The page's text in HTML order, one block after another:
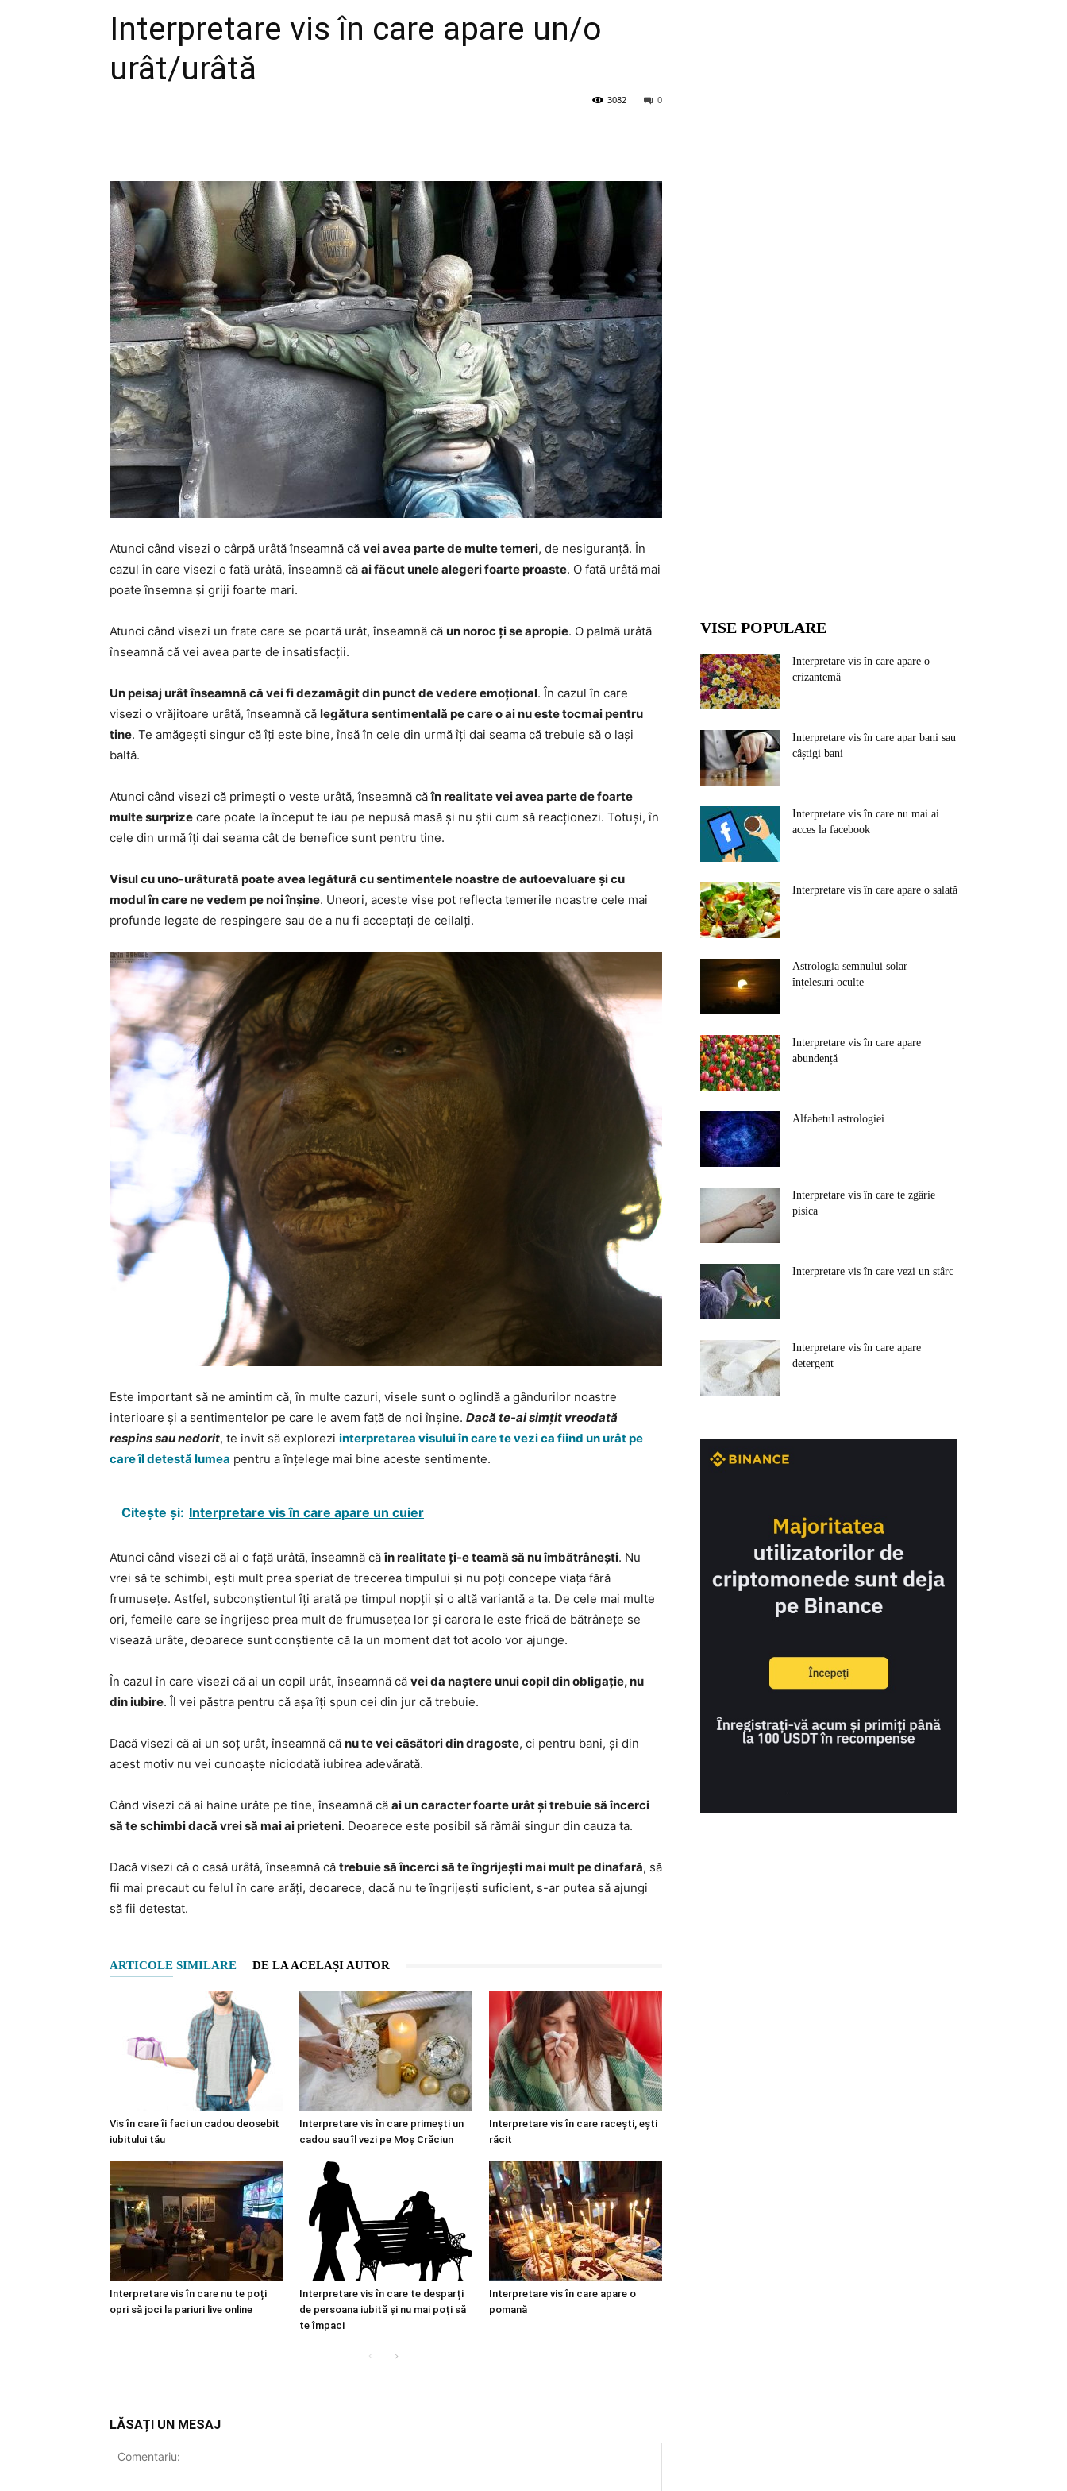
Interpretare vis în care apare un/o
urât/urâtă
0
3082
Atunci când visezi o cârpă urâtă înseamnă că vei avea parte de multe temeri, de nesiguranță. În
cazul în care visezi o fată urâtă, înseamnă că ai făcut unele alegeri foarte proaste. O fată urâtă mai
poate însemna și griji foarte mari.
Atunci când visezi un frate care se poartă urât, înseamnă că un noroc ți se apropie. O palmă urâtă
înseamnă că vei avea parte de insatisfacții.
Un peisaj urât înseamnă că vei fi dezamăgit din punct de vedere emoțional. În cazul în care
visezi o vrăjitoare urâtă, înseamnă că legătura sentimentală pe care o ai nu este tocmai pentru
tine. Te amăgești singur că îți este bine, însă în cele din urmă îți dai seama că trebuie să o lași
baltă.
Atunci când visezi că primești o veste urâtă, înseamnă căîn realitate vei avea parte de foarte
multe surprize care poate la început te iau pe nepusă masă și nu știi cum să reacționezi. Totuși, în
cele din urmă îți dai seama cât de benefice sunt pentru tine.
Visul cu uno-urâturată poate avea legătură cu sentimentele noastre de autoevaluare și cu
modul în care ne vedem pe noi înșine. Uneori, aceste vise pot reflecta temerile noastre cele mai
profunde legate de respingere sau de a nu fi acceptați de ceilalți.
Este important să ne amintim că, în multe cazuri, visele sunt o oglindă a gândurilor noastre
interioare și a sentimentelor pe care le avem față de noi înșine. Dacă te-ai simțit vreodată
respins sau nedorit, te invit să explorezi interpretarea visului în care te vezi ca fiind un urât pe
care îl detestă lumea pentru a înțelege mai bine aceste sentimente.
Citește și: Interpretare vis în care apare un cuier
Atunci când visezi că ai o față urâtă, înseamnă căîn realitate ți-e teamă să nu îmbătrânești. Nu
vrei să te schimbi, ești mult prea speriat de trecerea timpului și nu poți concepe viața fără
frumusețe. Astfel, subconștientul îți arată pe timpul nopții și o altă variantă a ta. De cele mai multe
ori, femeile care se îngrijesc prea mult de frumusețea lor și carora le este frică de bătrânețe se
visează urâte, deoarece sunt conștiente că la un moment dat tot acolo vor ajunge.
În cazul în care visezi că ai un copil urât, înseamnă că vei da naștere unui copil din obligație, nu
din iubire. Îl vei păstra pentru că așa îți spun cei din jur că trebuie.
Dacă visezi că ai un soț urât, înseamnă că nu te vei căsători din dragoste, ci pentru bani, și din
acest motiv nu vei cunoaște niciodată iubirea adevărată.
Când visezi că ai haine urâte pe tine, înseamnă că ai un caracter foarte urât și trebuie să încerci
să te schimbi dacă vrei să mai ai prieteni. Deoarece este posibil să rămâi singur din cauza ta.
Dacă visezi că o casă urâtă, înseamnă că trebuie să încerci să te îngrijești mai mult pe dinafară, să
fii mai precaut cu felul în care arăți, deoarece, dacă nu te îngrijești suficient, s-ar putea să ajungi
să fii detestat.
ARTICOLE SIMILARE DE LA ACELAȘI AUTOR
Vis în care îi faci un cadou deosebit
iubitului tău
Interpretare vis în care primești un
cadou sau îl vezi pe Moș Crăciun
Interpretare vis în care racești, ești
răcit
Interpretare vis în care nu te poți
opri să joci la pariuri live online
Interpretare vis în care te desparți
de persoana iubită și nu mai poți să
te împaci
Interpretare vis în care apare o
pomană
LĂSAȚI UN MESAJ
VISE POPULARE
Interpretare vis în care apare o
crizantemă
Interpretare vis în care apar bani sau
câștigi bani
Interpretare vis în care nu mai ai
acces la facebook
Interpretare vis în care apare o salată
Astrologia semnului solar –
înțelesuri oculte
Interpretare vis în care apare
abundență
Alfabetul astrologiei
Interpretare vis în care te zgârie
pisica
Interpretare vis în care vezi un stârc
Interpretare vis în care apare
detergent